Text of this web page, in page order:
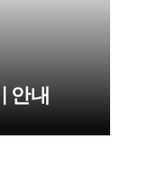
안내